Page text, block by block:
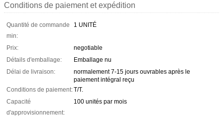
Conditions de paiement et expédition
Quantité de commande
min:
1 UNITÉ
Prix:
negotiable
Détails d'emballage:
Emballage nu
Délai de livraison:
normalement 7-15 jours ouvrables après le
paiement intégral reçu
Conditions de paiement:T/T.
Capacité
d'approvisionnement:
100 unités par mois